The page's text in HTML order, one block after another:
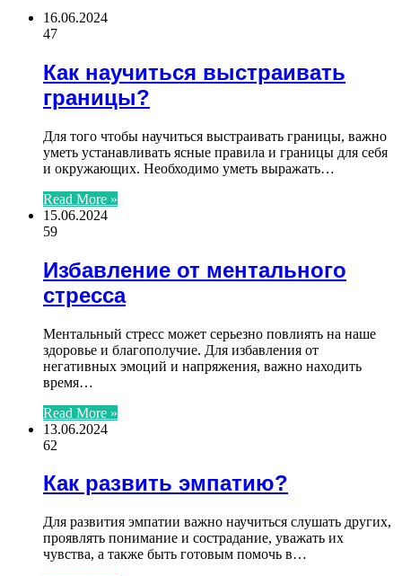
16.06.2024
47
Как научиться выстраивать
границы?
Для того чтобы научиться выстраивать границы, важно
уметь устанавливать ясные правила и границы для себя
и окружающих. Необходимо уметь выражать…
Read More »
15.06.2024
59
Избавление от ментального
стресса
Ментальный стресс может серьезно повлиять на наше
здоровье и благополучие. Для избавления от
негативных эмоций и напряжения, важно находить
время…
Read More »
13.06.2024
62
Как развить эмпатию?
Для развития эмпатии важно научиться слушать других,
проявлять понимание и сострадание, уважать их
чувства, а также быть готовым помочь в…